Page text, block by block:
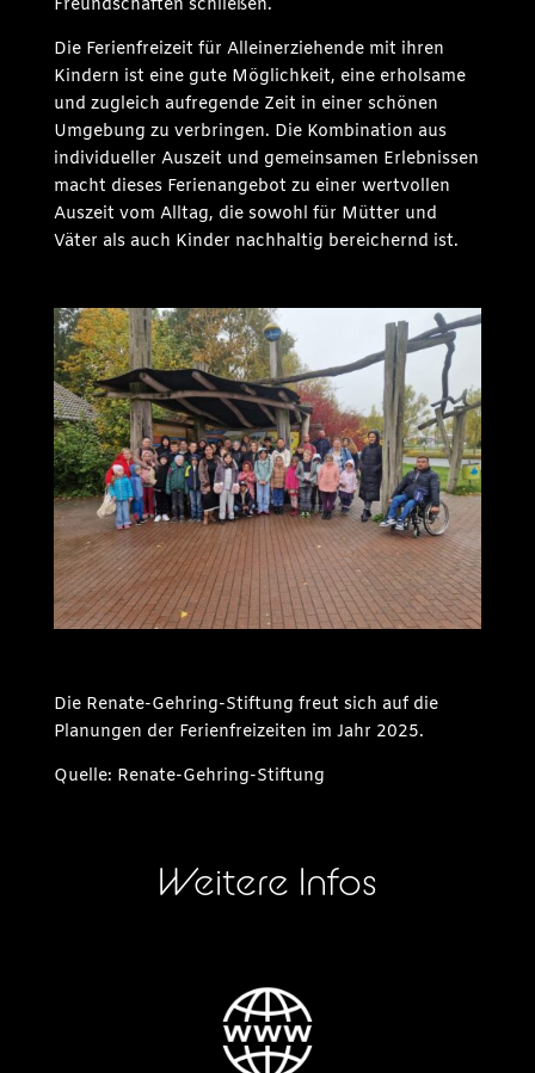
Freundschaften schließen.
Die Ferienfreizeit für Alleinerziehende mit ihren
Kindern ist eine gute Möglichkeit, eine erholsame
und zugleich aufregende Zeit in einer schönen
Umgebung zu verbringen. Die Kombination aus
individueller Auszeit und gemeinsamen Erlebnissen
macht dieses Ferienangebot zu einer wertvollen
Auszeit vom Alltag, die sowohl für Mütter und
Väter als auch Kinder nachhaltig bereichernd ist.
Die Renate-Gehring-Stiftung freut sich auf die
Planungen der Ferienfreizeiten im Jahr 2025.
Quelle: Renate-Gehring-Stiftung
Weitere Infos